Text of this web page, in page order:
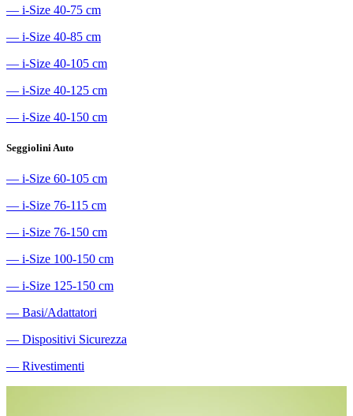
― i-Size 40-75 cm
― i-Size 40-85 cm
― i-Size 40-105 cm
― i-Size 40-125 cm
― i-Size 40-150 cm
Seggiolini Auto
― i-Size 60-105 cm
― i-Size 76-115 cm
― i-Size 76-150 cm
― i-Size 100-150 cm
― i-Size 125-150 cm
― Basi/Adattatori
― Dispositivi Sicurezza
― Rivestimenti